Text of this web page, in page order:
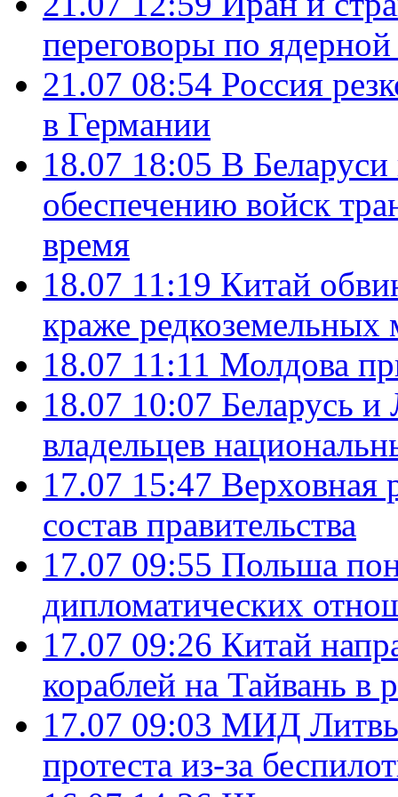
переговоры по
21.07 08:54 Россия
в Германии
18.07 18:05 В
обеспечению войск
время
18.07 11:19 Китай
краже редкоземельных
18.07 11:11 Молдова
18.07 10:07 Беларусь
владельцев
17.07 15:47 Верховная
состав правительства
17.07 09:55 Польша
дипломатических
17.07 09:26 Китай
кораблей на Тайвань в
17.07 09:03 МИД Литвы
протеста из-за